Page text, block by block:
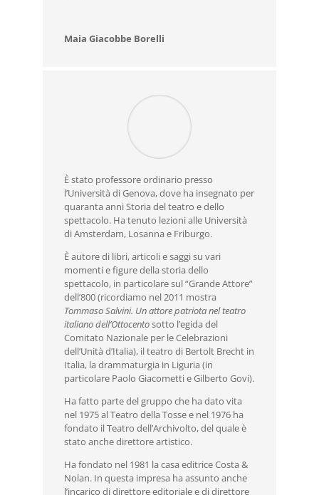
Maia Giacobbe Borelli
È stato professore ordinario presso
l’Università di Genova, dove ha insegnato per
quaranta anni Storia del teatro e dello
spettacolo. Ha tenuto lezioni alle Università
di Amsterdam, Losanna e Friburgo.
È autore di libri, articoli e saggi su vari
momenti e figure della storia dello
spettacolo, in particolare sul “Grande Attore”
dell’800 (ricordiamo nel 2011 mostra
Tommaso Salvini. Un attore patriota nel teatro
italiano dell’Ottocentosotto l’egida del
Comitato Nazionale per le Celebrazioni
dell’Unità d’Italia), il teatro di Bertolt Brecht in
Italia, la drammaturgia in Liguria (in
particolare Paolo Giacometti e Gilberto Govi).
Ha fatto parte del gruppo che ha dato vita
nel 1975 al Teatro della Tosse e nel 1976 ha
fondato il Teatro dell’Archivolto, del quale è
stato anche direttore artistico.
Ha fondato nel 1981 la casa editrice Costa &
Nolan. In questa impresa ha assunto anche
l’incarico di direttore editoriale e di direttore